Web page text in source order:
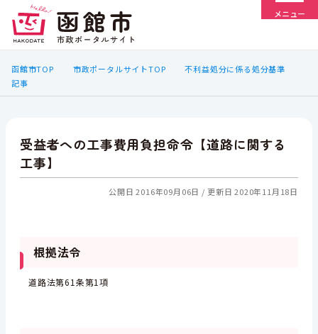
メニュー
函館市TOP 市政ポータルサイトTOP
不利益処分に係る処分基準
記事
受益者への工事費用負担命令【道路に関する
工事】
公開日 2016年09月06日 更新日 2020年11月18日
根拠法令
道路法第61条第1項